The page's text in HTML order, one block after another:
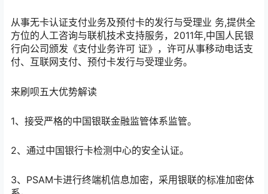
从事无卡认证支付业务及预付卡的发行与受理业 务,提供全
方位的人工咨询与联机技术支持服务，2011年,中国人民银
行向公司颁发《支付业务许可 证》，许可从事移动电话支
付、互联网支付、预付卡发行与受理业务。
来刷呗五大优势解读
1、接受严格的中国银联金融监管体系监管。
2、通过中国银行卡检测中心的安全认证。
3、PSAM卡进行终端机信息加密，采用银联的标准加密体